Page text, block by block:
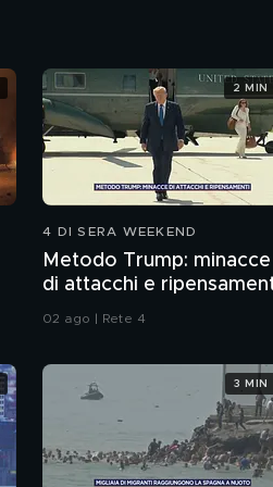
4 DI SERA WEEKEND
Metodo Trump: minacce
di attacchi e
02 ago | Rete 4
2 MIN
3 MIN